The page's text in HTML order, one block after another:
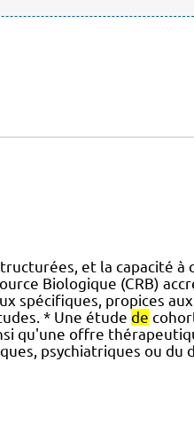
et la capacité à
Biologique (CRB)
spécifiques, propices
* Une étude de
qu'une offre
psychiatriques ou du